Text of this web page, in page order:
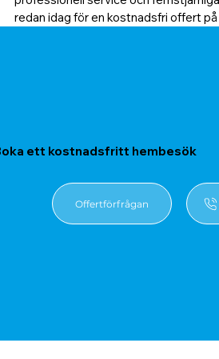
ett kostnadsfritt hembesök
Offertförfrågan
redan idag för en kostnadsfri offert